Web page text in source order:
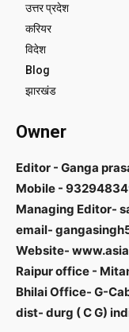
उत्तर प्रदेश
करियर
विदेश
Blog
झारखंड
Owner
Editor - Ganga
Mobile -
Managing Editor-
email-
Website-
Raipur office -
Bhilai Office- G-
dist- durg ( C G)